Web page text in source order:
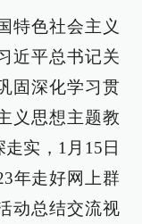
特色社会主义
近平总书记关
固深化学习贯
义思想主题教
实，1月15日
年走好网上群
动总结交流视